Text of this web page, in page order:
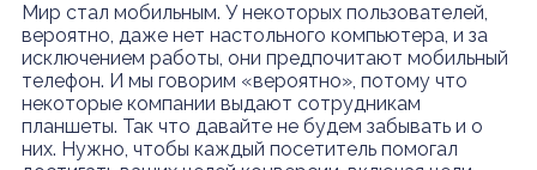
Мир стал мобильным. У некоторых пользователей,
вероятно, даже нет настольного компьютера, и за
исключением работы, они предпочитают мобильный
телефон. И мы говорим «вероятно», потому что
некоторые компании выдают сотрудникам
планшеты. Так что давайте не будем забывать и о
них. Нужно, чтобы каждый посетитель помогал